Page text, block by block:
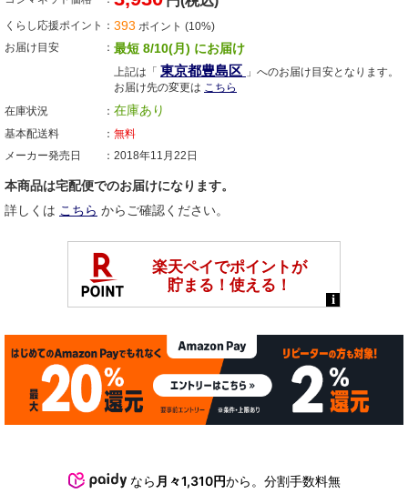
くらし応援ポイント 393 ポイント (10%)
お届け目安
最短 8/10(月) にお届け
上記は「 東京都豊島区 」へのお届け目安となります。
お届け先の変更は こちら
在庫状況
在庫あり
基本配送料
無料
メーカー発売日
2018年11月22日
本商品は宅配便でのお届けになります。
詳しくは こちら からご確認ください。
なら 月々1,310円から。分割手数料無